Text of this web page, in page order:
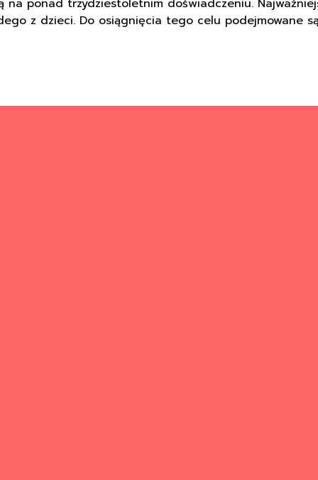
na ponad trzydziestoletnim doświadczeniu.
z dzieci. Do osiągnięcia tego celu podejmowane